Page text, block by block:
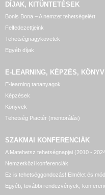
DÍJAK, KITÜNTETÉSEK
Bonis Bona – A nemzet tehetségeiért
Felfedezettjeink
Tehetségnagykövetek
Egyéb díjak
E-LEARNING, KÉPZÉS,
E-learning tananyagok
Képzések
Könyvek
Tehetség Piactér (mentorálás)
SZAKMAI KONFERENCIÁK
A Matehetsz tehetségnapjai (2010 -
Nemzetközi konferenciák
Ez is tehetséggondozás! Elmélet és
Egyéb, további rendezvények,